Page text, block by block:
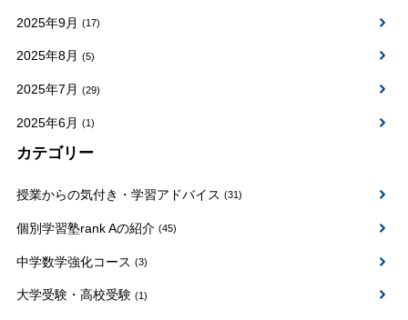
2025年9月 (17)
2025年8月 (5)
2025年7月 (29)
2025年6月 (1)
カテゴリー
授業からの気付き・学習アドバイス (31)
個別学習塾rank Aの紹介 (45)
中学数学強化コース (3)
大学受験・高校受験 (1)